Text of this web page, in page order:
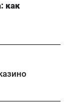
как